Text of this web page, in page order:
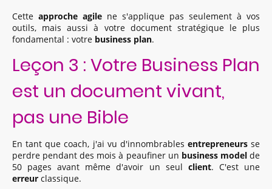
Cette approche agile ne s'applique pas seulement à vos
outils, mais aussi à votre document stratégique le plus
fondamental : votre business plan.
Leçon 3 : Votre Business Plan
est un document vivant,
pas une Bible
En tant que coach, j'ai vu d'innombrables entrepreneursse
perdre pendant des mois à peaufiner un business modelde
50 pages avant même d'avoir un seul client. C'est une
erreur classique.